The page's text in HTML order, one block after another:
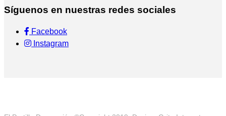
Síguenos en nuestras redes sociales
Facebook
Instagram